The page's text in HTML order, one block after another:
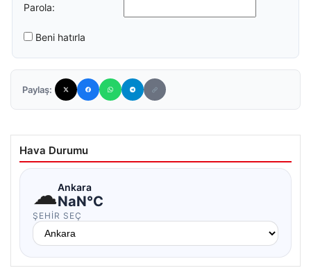
Parola:
Beni hatırla
Paylaş:
Hava Durumu
☁Ankara
NaN°C
ŞEHIR SEÇ